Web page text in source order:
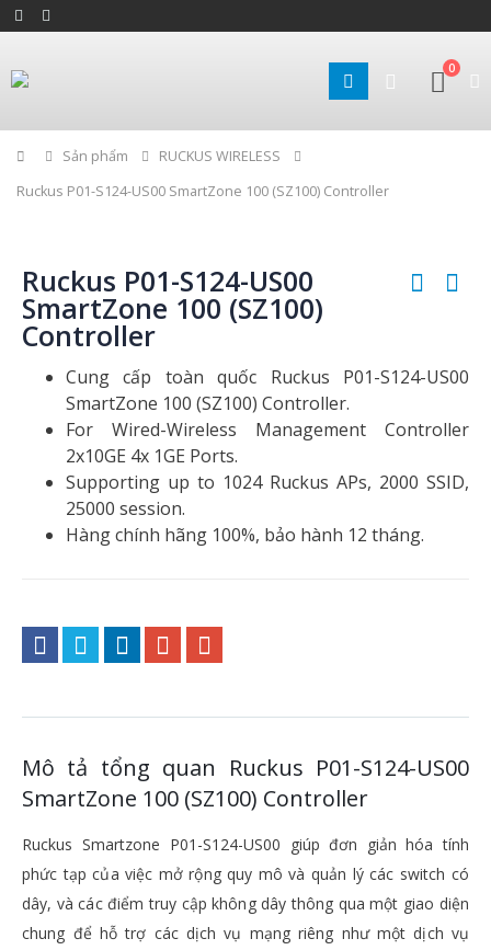
0
Home
Sản phẩm
RUCKUS WIRELESS
Ruckus P01-S124-US00 SmartZone 100 (SZ100) Controller
Ruckus P01-S124-US00
SmartZone 100 (SZ100)
Controller
Cung cấp toàn quốc Ruckus P01-S124-US00
SmartZone 100 (SZ100) Controller.
For Wired-Wireless Management Controller
2x10GE 4x 1GE Ports.
Supporting up to 1024 Ruckus APs, 2000 SSID,
25000 session.
Hàng chính hãng 100%, bảo hành 12 tháng.
Mô tả tổng quan Ruckus P01-S124-US00
SmartZone 100 (SZ100) Controller
Ruckus Smartzone P01-S124-US00 giúp đơn giản hóa tính
phức tạp của việc mở rộng quy mô và quản lý các switch có
dây, và các điểm truy cập không dây thông qua một giao diện
chung để hỗ trợ các dịch vụ mạng riêng như một dịch vụ